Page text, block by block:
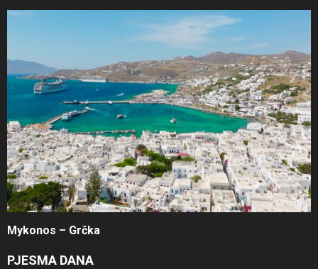
Mykonos – Grčka
PJESMA DANA